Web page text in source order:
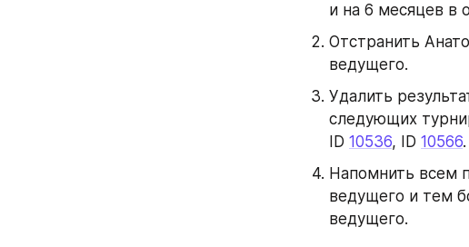
и на 6 месяцев в
Отстранить
ведущего.
Удалить
следующих
ID 10536, ID 10566.
Напомнить всем
ведущего и тем
ведущего.